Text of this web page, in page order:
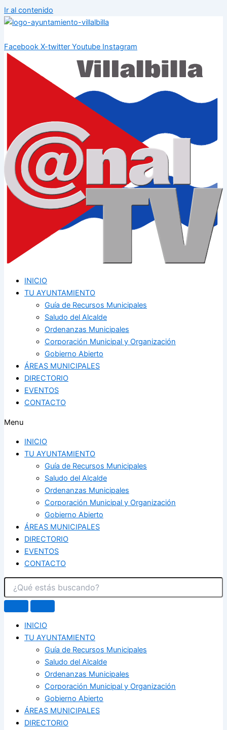
Ir al contenido
Facebook X-twitter Youtube Instagram
INICIO
TU AYUNTAMIENTO
Guía de Recursos Municipales
Saludo del Alcalde
Ordenanzas Municipales
Corporación Municipal y Organización
Gobierno Abierto
ÁREAS MUNICIPALES
DIRECTORIO
EVENTOS
CONTACTO
Menu
INICIO
TU AYUNTAMIENTO
Guía de Recursos Municipales
Saludo del Alcalde
Ordenanzas Municipales
Corporación Municipal y Organización
Gobierno Abierto
ÁREAS MUNICIPALES
DIRECTORIO
EVENTOS
CONTACTO
INICIO
TU AYUNTAMIENTO
Guía de Recursos Municipales
Saludo del Alcalde
Ordenanzas Municipales
Corporación Municipal y Organización
Gobierno Abierto
ÁREAS MUNICIPALES
DIRECTORIO